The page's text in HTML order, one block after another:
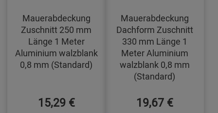
Mauerabdeckung
Zuschnitt 250 mm
Länge 1 Meter
Aluminium walzblank
0,8 mm (Standard)
15,29 €
Mauerabdeckung
Dachform Zuschnitt
330 mm Länge 1
Meter Aluminium
walzblank 0,8 mm
(Standard)
19,67 €